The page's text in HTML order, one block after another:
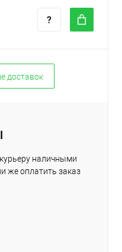
доставок
наличными
же оплатить заказ